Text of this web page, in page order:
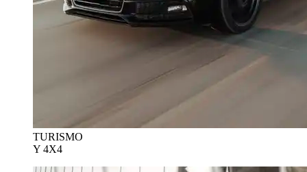
TURISMO
Y 4X4